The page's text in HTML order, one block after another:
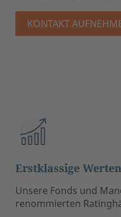
KONTAKT
Erstklassige
Unsere Fonds und
renommierten